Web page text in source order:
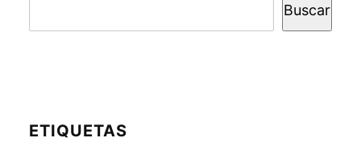
Buscar
ETIQUETAS